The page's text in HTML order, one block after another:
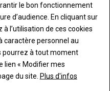
et créez votre
à tout Terre de
le bon fonctionnement
d’audience. En cliquant sur
l’utilisation de ces cookies
caractère personnel au
pourrez à tout moment
lien « Modifier mes
du site. Plus d'infos